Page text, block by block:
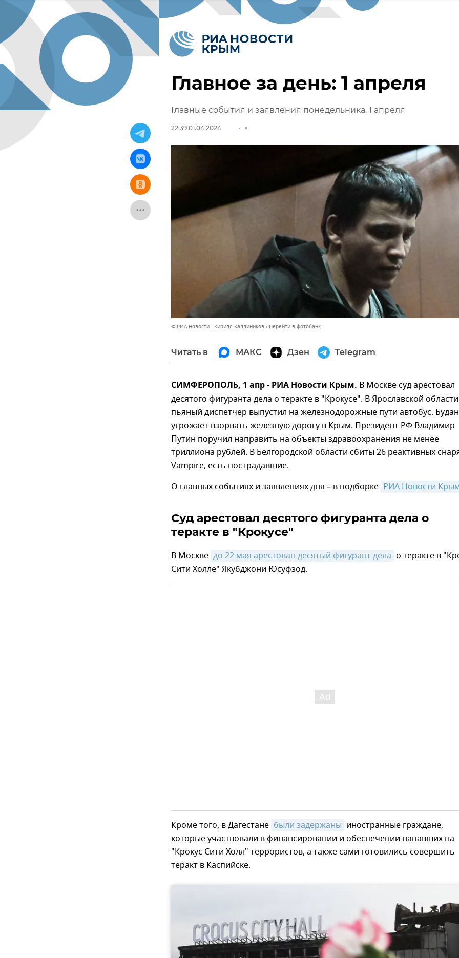
Главное за день: 1 апреля
Главные события и заявления понедельника, 1 апреля
22:39 01.04.2024
© РИА Новости . Кирилл Каллиников Перейти в фотобанк
Читать в МАКС Дзен Telegram
СИМФЕРОПОЛЬ, 1 апр - РИА Новости Крым. В Москве суд арестовал
десятого фигуранта дела о теракте в "Крокусе". В Ярославской области
пьяный диспетчер выпустил на железнодорожные пути автобус.
угрожает взорвать железную дорогу в Крым. Президент РФ Владимир
Путин поручил направить на объекты здравоохранения не менее
триллиона рублей. В Белгородской области сбиты 26 реактивных
Vampire, есть пострадавшие.
О главных событиях и заявлениях дня – в подборке РИА Новости
Суд арестовал десятого фигуранта дела о
теракте в "Крокусе"
В Москве до 22 мая арестован десятый фигурант дела о теракте в
Сити Холле" Якубджони Юсуфзод.
Кроме того, в Дагестане были задержаны иностранные граждане,
которые участвовали в финансировании и обеспечении напавших на
"Крокус Сити Холл" террористов, а также сами готовились совершить
теракт в Каспийске.